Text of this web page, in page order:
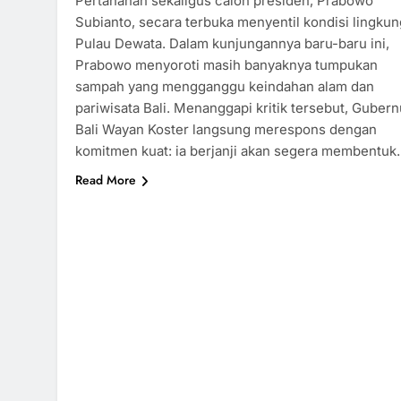
Subianto, secara terbuka menyentil kondisi
Pulau Dewata. Dalam kunjungannya baru-baru ini,
Prabowo menyoroti masih banyaknya tumpukan
sampah yang mengganggu keindahan alam dan
pariwisata Bali. Menanggapi kritik tersebut,
Bali Wayan Koster langsung merespons dengan
komitmen kuat: ia berjanji akan segera
Read More